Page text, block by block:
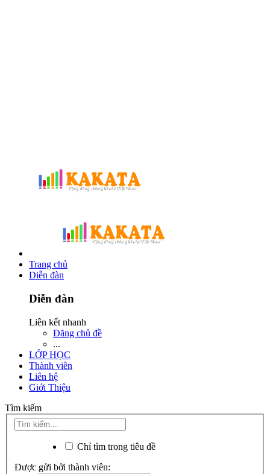
Trang chủ
Diễn đàn
Diễn đàn
Liên kết nhanh
Đăng chủ đề
...
LỚP HỌC
Thành viên
Liên hệ
Giới Thiệu
Tìm kiếm
Chỉ tìm trong tiêu đề
Được gửi bởi thành viên: